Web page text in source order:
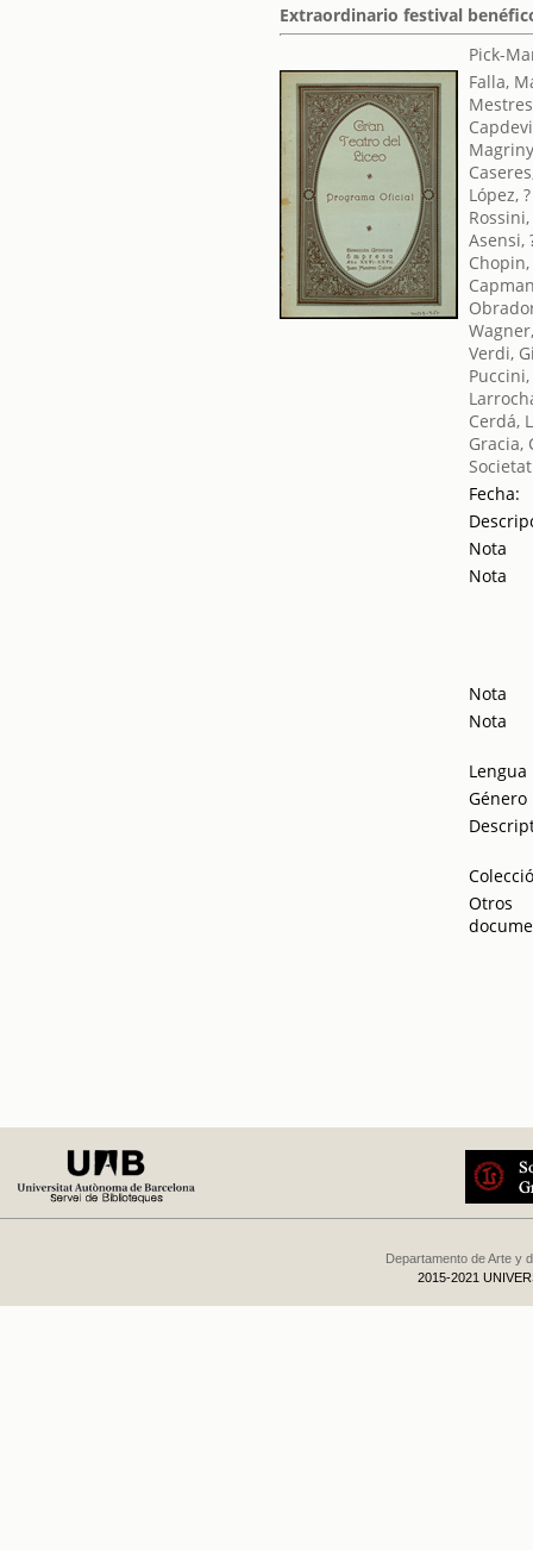
Extraordinario festival
Pick-
Falla,
López, ?
Asensi,
Verdi,
Cerdá,
Gracia,
Fecha:
Nota
Nota
Nota
Nota
Lengua
Género
Otros
Departamento de Arte y
2015-2021